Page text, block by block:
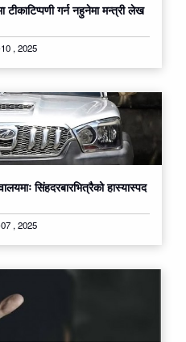
टीकाटिप्पणी गर्न नहुनेमा म​न्त्री लेख​
, 2025
सिंहदरबारभित्रैको हास्यास्पद
, 2025